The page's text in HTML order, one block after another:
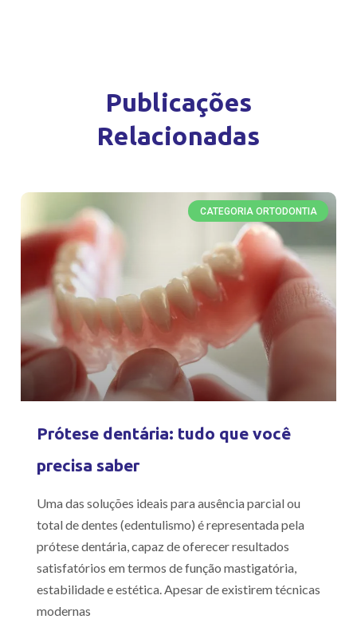
Publicações
Relacionadas
CATEGORIA ORTODONTIA
Prótese dentária: tudo que você
precisa saber
Uma das soluções ideais para ausência parcial ou
total de dentes (edentulismo) é representada pela
prótese dentária, capaz de oferecer resultados
satisfatórios em termos de função mastigatória,
estabilidade e estética. Apesar de existirem técnicas
modernas